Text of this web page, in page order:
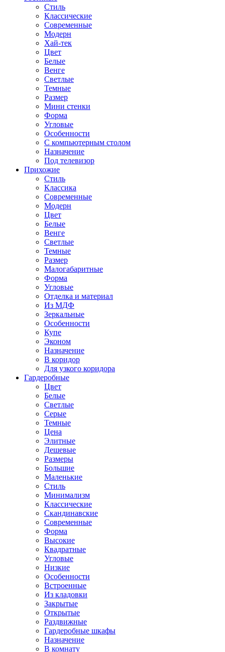
Стиль
Классические
Современные
Модерн
Хай-тек
Цвет
Белые
Венге
Светлые
Темные
Размер
Мини стенки
Форма
Угловые
Особенности
С компьютерным столом
Назначение
Под телевизор
Прихожие
Стиль
Классика
Современные
Модерн
Цвет
Белые
Венге
Светлые
Темные
Размер
Малогабаритные
Форма
Угловые
Отделка и материал
Из МДФ
Зеркальные
Особенности
Купе
Эконом
Назначение
В коридор
Для узкого коридора
Гардеробные
Цвет
Белые
Светлые
Серые
Темные
Цена
Элитные
Дешевые
Размеры
Большие
Маленькие
Стиль
Минимализм
Классические
Скандинавские
Современные
Форма
Высокие
Квадратные
Угловые
Низкие
Особенности
Встроенные
Из кладовки
Закрытые
Открытые
Раздвижные
Гардеробные шкафы
Назначение
В комнату